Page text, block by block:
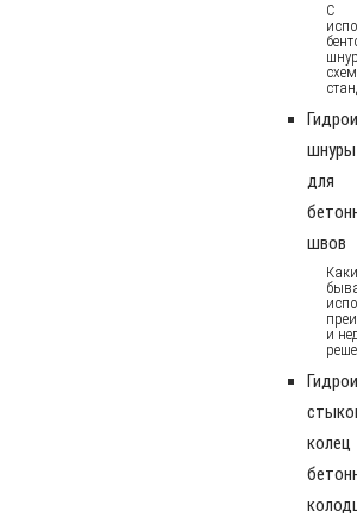
С
шнуры
для
швов
и
колец